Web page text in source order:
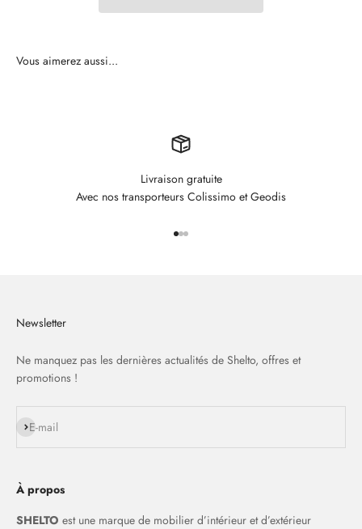
Livraison gratuite
Avec nos transporteurs Colissimo et Geodis
Newsletter
Ne manquez pas les dernières actualités de Shelto, offres et
promotions !
E-mail
S'inscrire
À propos
SHELTO est une marque de mobilier d’intérieur et d’extérieur